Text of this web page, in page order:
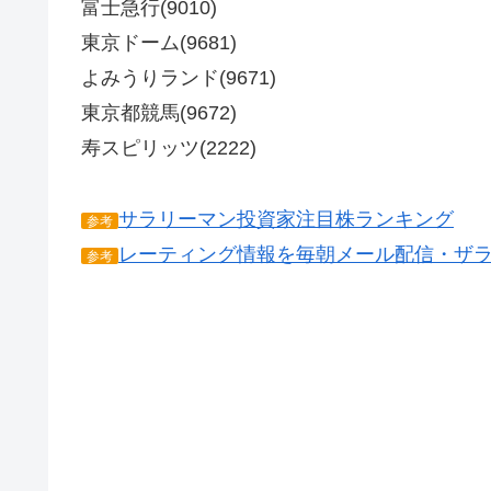
富士急行(9010)
東京ドーム(9681)
よみうりランド(9671)
東京都競馬(9672)
寿スピリッツ(2222)
参考 サラリーマン投資家注目株ランキング
参考 レーティング情報を毎朝メール配信・ザ